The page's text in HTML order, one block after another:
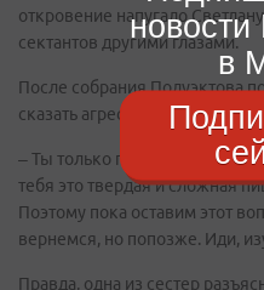
откровение напугало
сектантов другими глазами.
После собрания Полуэктова
сказать агрессивно
– Ты только пришла к нам и
тебя это твердая и сложная
Поэтому пока оставим этот
вернемся, но попозже. Иди,
Правда, одна из сестер
в